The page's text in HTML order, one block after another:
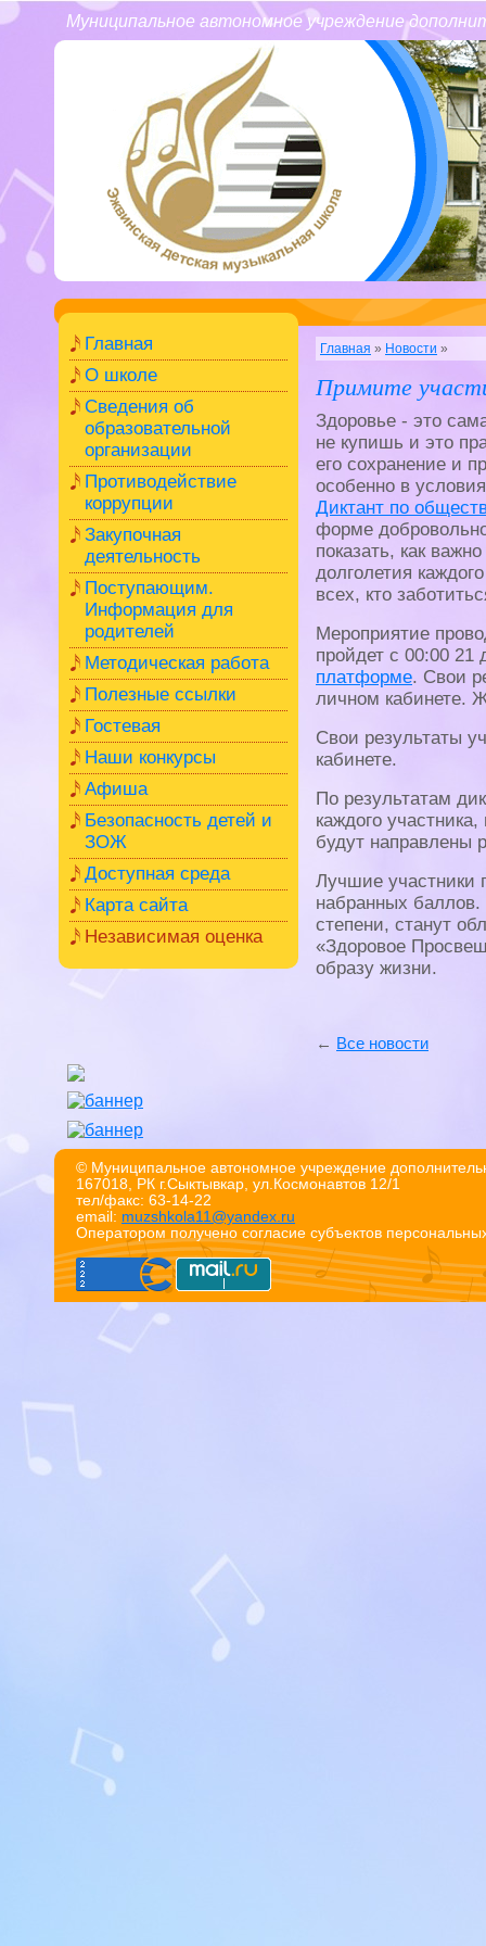
Муниципальное автономное учреждение
Главная
О школе
Сведения об
образовательной
организации
Противодействие
коррупции
Закупочная
деятельность
Поступающим.
Информация для
родителей
Методическая работа
Полезные ссылки
Гостевая
Наши конкурсы
Афиша
Безопасность детей и
ЗОЖ
Доступная среда
Карта сайта
Независимая оценка
Главная » Новости »
Примите
Здоровье - это
не купишь и это
его сохранение и
особенно в
Диктант по
форме
показать, как
долголетия
всех, кто
Мероприятие
пройдет с 00:00 21
платформе. Свои
личном кабинете.
Свои результаты
кабинете.
По результатам
каждого
будут направлены
Лучшие участники
набранных
степени, станут
«Здоровое
образу жизни.
← Все новости
© Муниципальное автономное учреждение
167018, РК г.Сыктывкар, ул.Космонавтов 12/1
тел/факс: 63-14-22
email: muzshkola11@yandex.ru
Оператором получено согласие субъектов